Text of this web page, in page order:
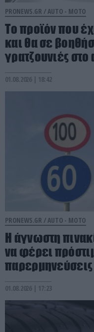
PRONEWS.GR /AUTO - MOTO
Το προϊόν που
και θα σε
γρατζουνιές στο
01.08.2026 | 18:42
PRONEWS.GR /AUTO - MOTO
Η άγνωστη
να φέρει
παρερμηνεύσεις
01.08.2026 | 17:23